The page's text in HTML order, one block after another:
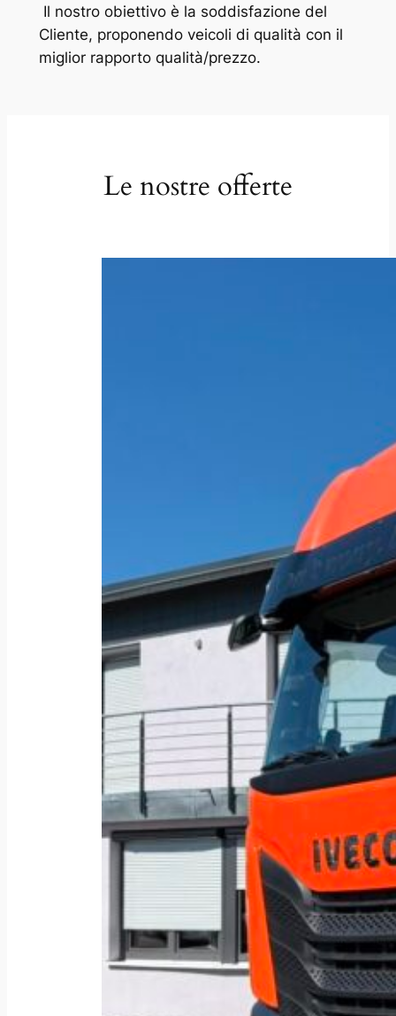
Il nostro obiettivo è la soddisfazione del
Cliente, proponendo veicoli di qualità con il
miglior rapporto qualità/prezzo.
Le nostre offerte